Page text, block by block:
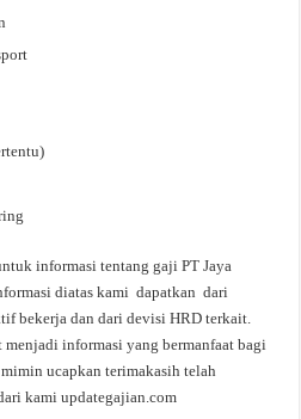
informasi tentang gaji PT Jaya
diatas kami dapatkan dari
bekerja dan dari devisi HRD terkait.
menjadi informasi yang bermanfaat bagi
ucapkan terimakasih telah
kami updategajian.com